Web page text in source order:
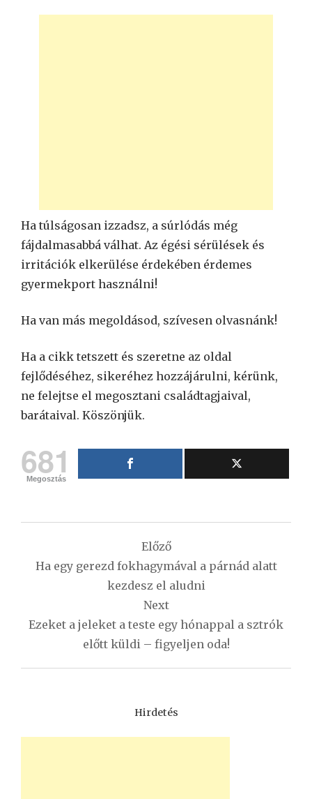
Ha túlságosan izzadsz, a súrlódás még
fájdalmasabbá válhat. Az égési sérülések és
irritációk elkerülése érdekében érdemes
gyermekport használni!
Ha van más megoldásod, szívesen olvasnánk!
Ha a cikk tetszett és szeretne az oldal
fejlődéséhez, sikeréhez hozzájárulni, kérünk,
ne felejtse el megosztani családtagjaival,
barátaival. Köszönjük.
681
Megosztás
navigáció
Előző
Ha egy gerezd fokhagymával a párnád alatt
kezdesz el aludni
Next
Ezeket a jeleket a teste egy hónappal a sztrók
előtt küldi – figyeljen oda!
Hirdetés